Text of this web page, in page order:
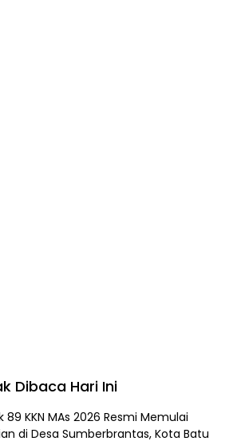
Dibaca Hari Ini
89 KKN MAs 2026 Resmi Memulai
di Desa Sumberbrantas, Kota Batu